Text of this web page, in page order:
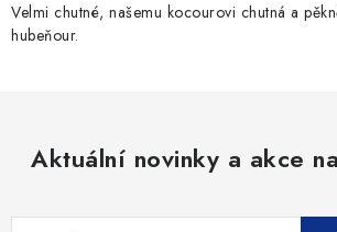
Velmi chutné, našemu kocourovi chutná a
hubeňour.
Aktuální novinky a akce